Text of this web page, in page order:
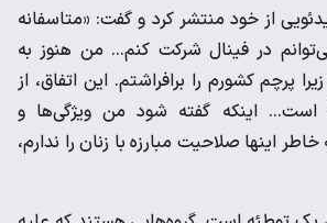
از خود منتشر کرد و گفت: «متاسفانه
در فینال شرکت کنم... من هنوز به
پرچم کشورم را برافراشتم. این اتفاق، از
اینکه گفته شود من ویژگی‌ها و
اینها صلاحیت مبارزه با زنان را ندارم،